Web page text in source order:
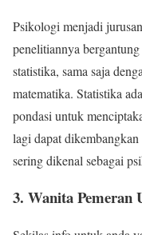
Psikologi menjadi
penelitiannya
statistika, sama saja
matematika. Statistika
pondasi untuk
lagi dapat
sering dikenal sebagai
3. Wanita Pemeran